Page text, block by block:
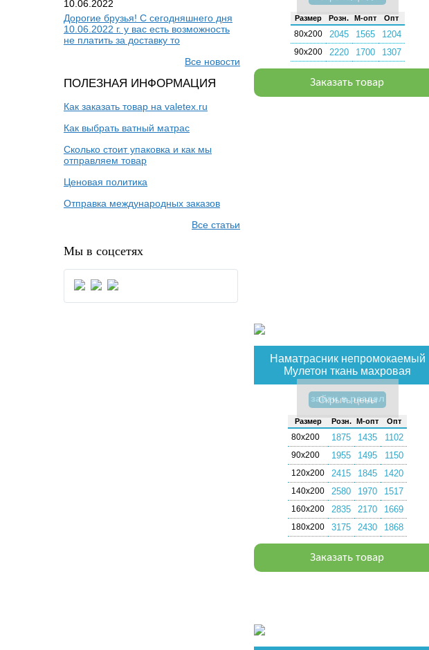
10.06.2022
Дорогие брузья! С сегодняшнего дня
10.06.2022 г. у вас есть возможность
не платить за доставку то
Все новости
ПОЛЕЗНАЯ ИНФОРМАЦИЯ
Как заказать товар на valetex.ru
Как выбрать ватный матрас
Сколько стоит упаковка и как мы
отправляем товар
Ценовая политика
Отправка международных заказов
Все статьи
Мы в соцсетях
Раз­мер Розн. М-опт Опт
80х200 2045 1565 1204
90х200 2220 1700 1307
Заказать товар
Наматрасник непромокаемый
Мулетон ткань махровая
зайти в раздел
Скрыть цены
Раз­мер Розн. М-опт Опт
80х200 1875 1435 1102
90х200 1955 1495 1150
120х200 2415 1845 1420
140х200 2580 1970 1517
160х200 2835 2170 1669
180х200 3175 2430 1868
Заказать товар